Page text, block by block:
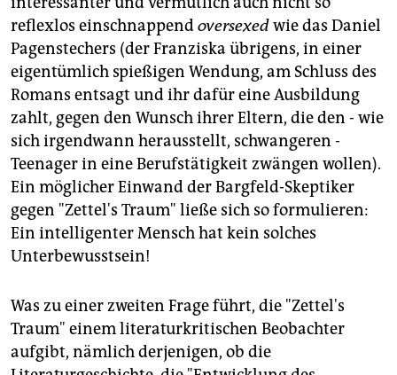
reflexlos einschnappendoversexedwie das Daniel
Pagenstechers (der Franziska übrigens, in einer
eigentümlich spießigen Wendung, am Schluss des
Romans entsagt und ihr dafür eine Ausbildung
zahlt, gegen den Wunsch ihrer Eltern, die den - wie
sich irgendwann herausstellt, schwangeren -
Teenager in eine Berufstätigkeit zwängen wollen).
Ein möglicher Einwand der Bargfeld-Skeptiker
gegen "Zettel's Traum" ließe sich so formulieren:
Ein intelligenter Mensch hat kein solches
Unterbewusstsein!
Was zu einer zweiten Frage führt, die "Zettel's
Traum" einem literaturkritischen Beobachter
aufgibt, nämlich derjenigen, ob die